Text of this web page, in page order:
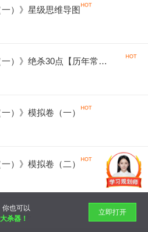
）》星级思维导图
）》绝杀30点【历年常
）》模拟卷（一）
）》模拟卷（二）
暂无更多
你也可以
杀器！
立即打开